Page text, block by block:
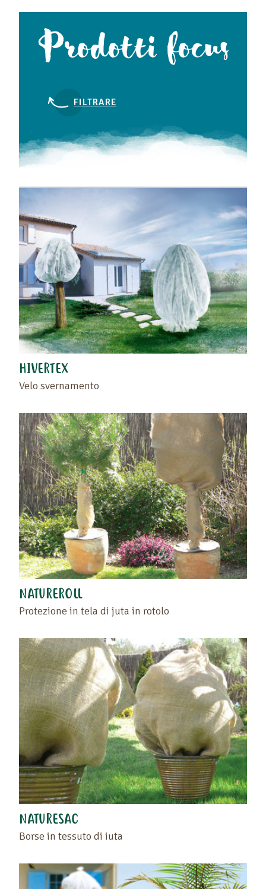
Prodotti focus
FILTRARE
HIVERTEX
Velo svernamento
NATUREROLL
Protezione in tela di juta in rotolo
NATURESAC
Borse in tessuto di iuta